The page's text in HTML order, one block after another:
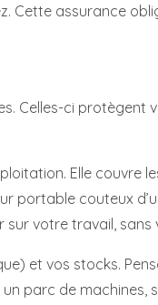
Cette assurance
Celles-ci protègent
Elle couvre
portable couteux
votre travail, sans
et vos stocks.
parc de machines,